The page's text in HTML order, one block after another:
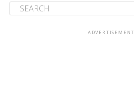
ADVERTISEMENT